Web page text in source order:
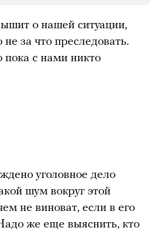
о нашей ситуации,
за что преследовать.
пока с нами никто
уголовное дело
шум вокруг этой
не виноват, если в его
же еще выяснить, кто